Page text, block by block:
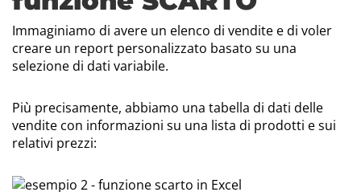
Immaginiamo di avere un elenco di vendite e di voler
creare un report personalizzato basato su una
selezione di dati variabile.
Più precisamente, abbiamo una tabella di dati delle
vendite con informazioni su una lista di prodotti e sui
relativi prezzi: